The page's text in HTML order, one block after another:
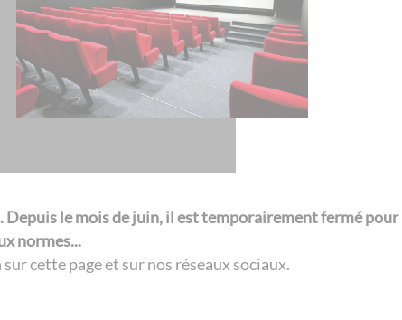
Depuis le mois de juin, il est temporairement fermé pour
normes...
cette page et sur nos réseaux sociaux.